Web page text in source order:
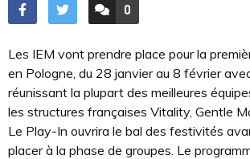
ACCÉDER AUX
0
COMMENTAIRES
Les IEM vont prendre place pour la
en Pologne, du 28 janvier au 8 février
réunissant la plupart des meilleures
les structures françaises Vitality, Gentle
Le Play-In ouvrira le bal des festivités
placer à la phase de groupes. Le